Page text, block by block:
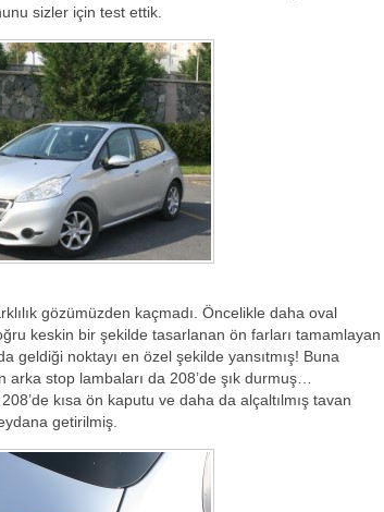
sizler için test ettik.
gözümüzden kaçmadı. Öncelikle daha oval
keskin bir şekilde tasarlanan ön farları tamamlayan
geldiği noktayı en özel şekilde yansıtmış! Buna
stop lambaları da 208’de şık durmuş…
kısa ön kaputu ve daha da alçaltılmış tavan
getirilmiş.